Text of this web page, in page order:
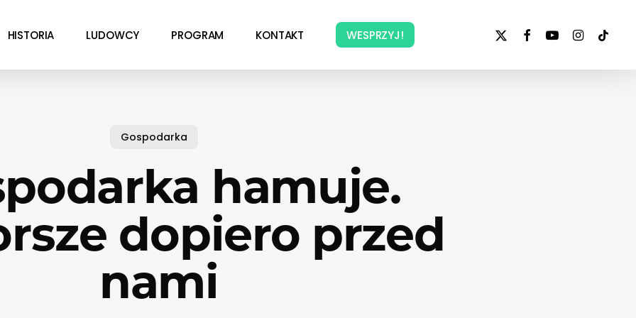
HISTORIA LUDOWCY PROGRAM KONTAKT WESPRZYJ!
x-
facebookyoutubeinstagram
tiktok
Gospodarka
hamuje.
dopiero przed
nami